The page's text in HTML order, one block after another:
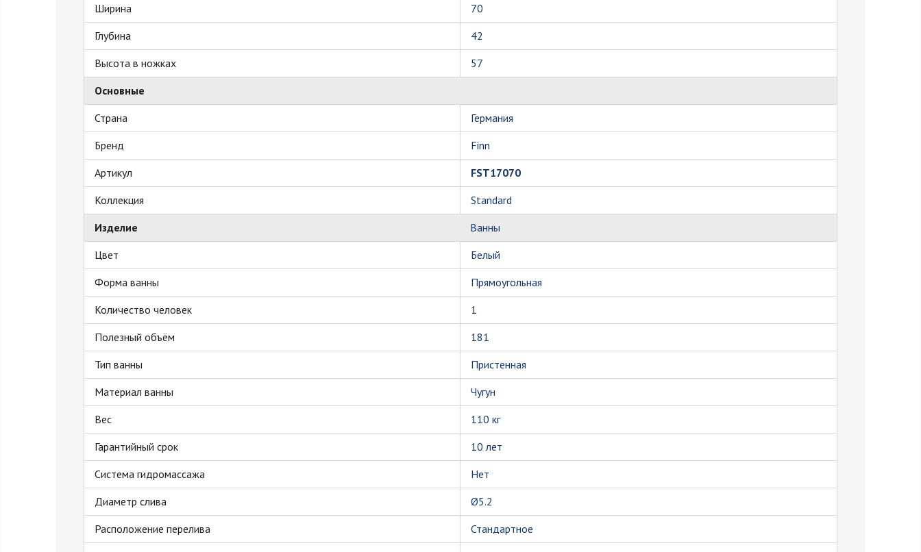
Ширина
70
Глубина
42
Высота в ножках
57
Основные
Страна
Германия
Бренд
Finn
Артикул
FST17070
Коллекция
Standard
Изделие
Ванны
Цвет
Белый
Форма ванны
Прямоугольная
Количество человек
1
Полезный объём
181
Тип ванны
Пристенная
Материал ванны
Чугун
Вес
110 кг
Гарантийный срок
10 лет
Система гидромассажа
Нет
Диаметр слива
Ø5.2
Расположение перелива
Стандартное